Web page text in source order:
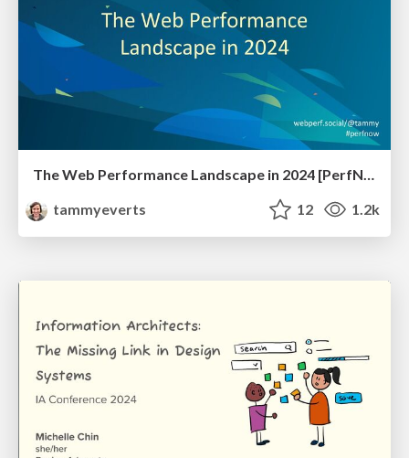
The Web Performance Landscape in 2024 [PerfNow 2024]
tammyeverts
12 1.2k